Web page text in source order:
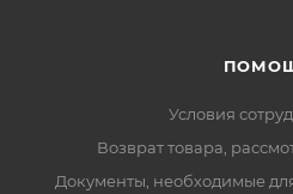
Условия
Возврат товара,
Документы, необходимые